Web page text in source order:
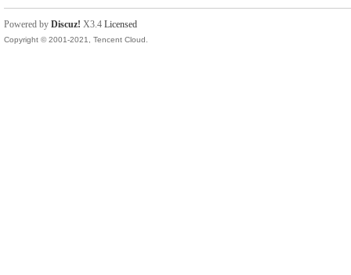
Powered by Discuz! X3.4 Licensed
Copyright © 2001-2021, Tencent Cloud.